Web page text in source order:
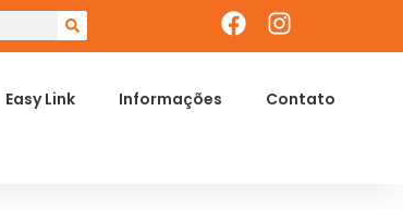
Easy Link Informações Contato